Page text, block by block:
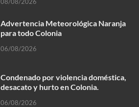
Advertencia Meteorológica Naranja
para todo Colonia
06/08/2026
Condenado por violencia doméstica,
desacato y hurto en Colonia.
06/08/2026